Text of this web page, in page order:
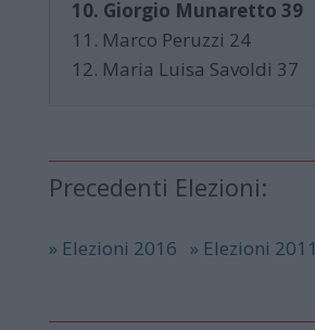
10. Giorgio Munaretto 39
11. Marco Peruzzi 24
12. Maria Luisa Savoldi 37
Precedenti Elezioni:
» Elezioni 2016 » Elezioni 2011